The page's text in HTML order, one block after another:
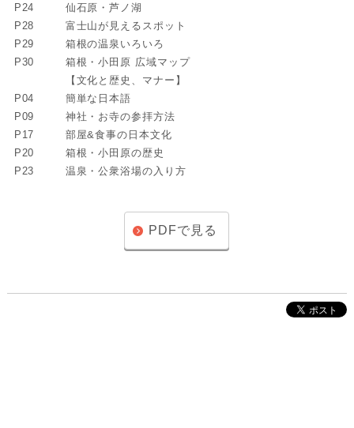
P24
仙石原・芦ノ湖
P28
富士山が見えるスポット
P29
箱根の温泉いろいろ
P30
箱根・小田原 広域マップ
【文化と歴史、マナー】
P04
簡単な日本語
P09
神社・お寺の参拝方法
P17
P20
部屋&食事の日本文化
箱根・小田原の歴史
P23
温泉・公衆浴場の入り方
PDFで見る